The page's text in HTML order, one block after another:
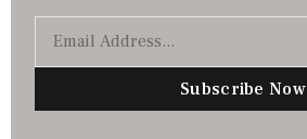
Subscribe Now